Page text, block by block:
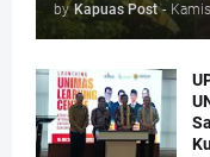
by Kapuas Post -